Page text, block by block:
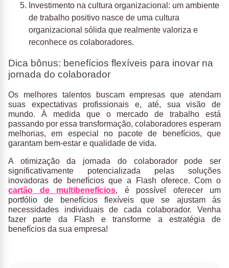
Investimento na cultura organizacional: um ambiente
de trabalho positivo nasce de uma cultura
organizacional sólida que realmente valoriza e
reconhece os colaboradores.
Dica bônus: benefícios flexíveis para inovar na
jornada do colaborador
Os melhores talentos buscam empresas que atendam
suas expectativas profissionais e, até, sua visão de
mundo. À medida que o mercado de trabalho está
passando por essa transformação, colaboradores esperam
melhorias, em especial no pacote de benefícios, que
garantam bem-estar e qualidade de vida.
A otimização da jornada do colaborador pode ser
significativamente potencializada pelas soluções
inovadoras de benefícios que a Flash oferece. Com o
cartão de multibenefícios, é possível oferecer um
portfólio de benefícios flexíveis que se ajustam às
necessidades individuais de cada colaborador. Venha
fazer parte da Flash e transforme a estratégia de
benefícios da sua empresa!